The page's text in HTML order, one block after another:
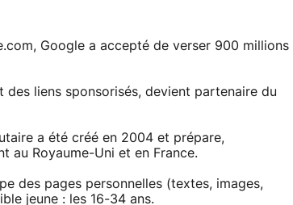
Google a accepté de verser 900 millions
liens sponsorisés, devient partenaire du
a été créé en 2004 et prépare,
au Royaume-Uni et en France.
des pages personnelles (textes, images,
jeune : les 16-34 ans.